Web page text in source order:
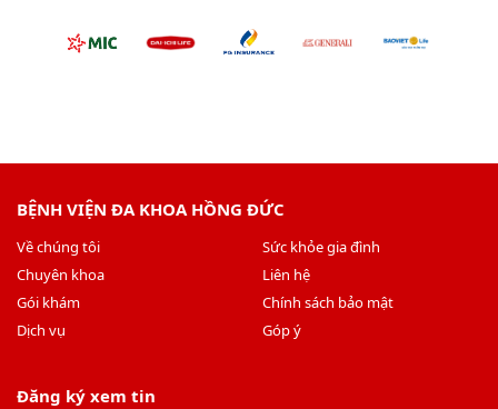
BỆNH VIỆN ĐA KHOA HỒNG ĐỨC
Về chúng tôi
Chuyên khoa
Gói khám
Dịch vụ
Sức khỏe gia đình
Liên hệ
Chính sách bảo mật
Góp ý
Đăng ký xem tin